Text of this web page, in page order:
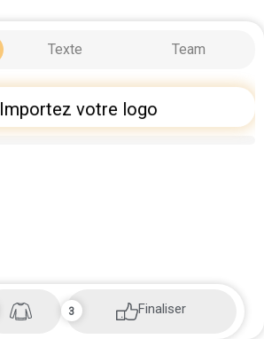
Finaliser
Texte Team
Importez votre logo